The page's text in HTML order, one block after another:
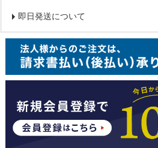
即日発送について